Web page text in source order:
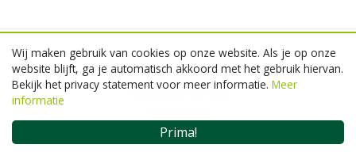
© GroenRijk Beneden Leeuwen
Green Solutions
Prima!
Wij maken gebruik van cookies op onze website. Als je op onze
website blijft, ga je automatisch akkoord met het gebruik hiervan.
Bekijk het privacy statement voor meer informatie. Meer
informatie